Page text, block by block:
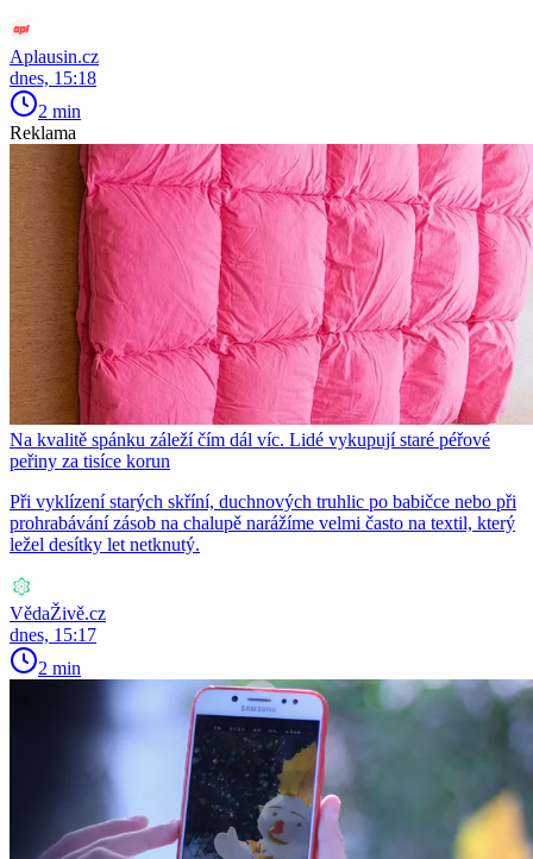
Aplausin.cz
dnes, 15:18
2 min
Reklama
Na kvalitě spánku záleží čím dál víc. Lidé vykupují staré péřové
peřiny za tisíce korun
Při vyklízení starých skříní, duchnových truhlic po babičce nebo při
prohrabávání zásob na chalupě narážíme velmi často na textil, který
ležel desítky let netknutý.
VědaŽivě.cz
dnes, 15:17
2 min